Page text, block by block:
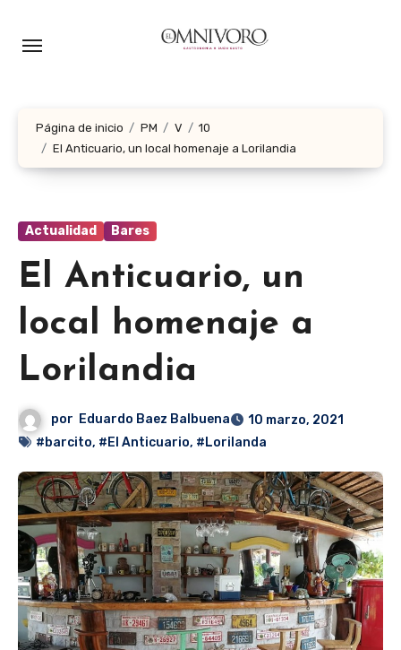
Página de inicio PM V
10
El Anticuario, un local homenaje a Lorilandia
Actualidad Bares
El Anticuario, un
local homenaje a
Lorilandia
por Eduardo Baez Balbuena
10 marzo, 2021
#barcito, #El Anticuario, #Lorilanda